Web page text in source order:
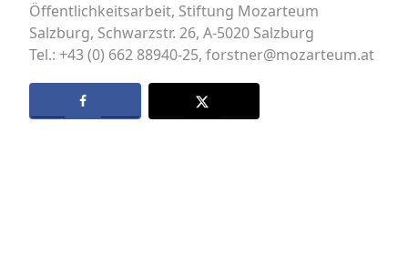
Öffentlichkeitsarbeit, Stiftung Mozarteum
Salzburg, Schwarzstr. 26, A-5020 Salzburg
Tel.: +43 (0) 662 88940-25, forstner@mozarteum.at